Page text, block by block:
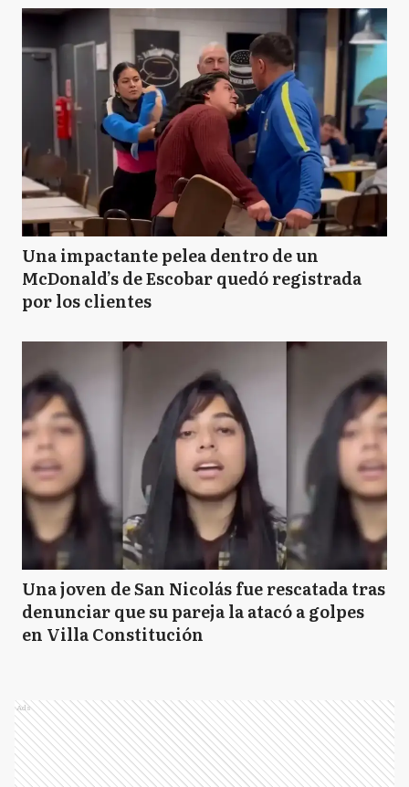
Una impactante pelea dentro de un
McDonald’s de Escobar quedó registrada
por los clientes
Una joven de San Nicolás fue rescatada tras
denunciar que su pareja la atacó a golpes
en Villa Constitución
Ads